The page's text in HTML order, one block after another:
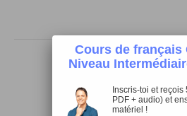
Cours de français
Niveau
Inscris-toi et
PDF + audio) et
matériel !